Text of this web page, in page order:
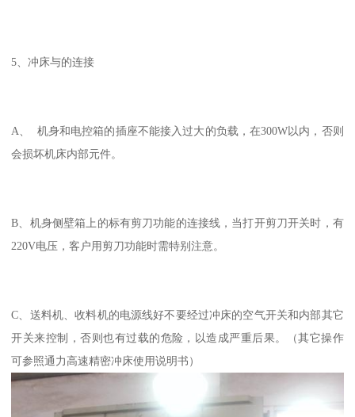
5、冲床与的连接
A、 机身和电控箱的插座不能接入过大的负载，在300W以内，否则
会损坏机床内部元件。
B、机身侧壁箱上的标有剪刀功能的连接线，当打开剪刀开关时，有
220V电压，客户用剪刀功能时需特别注意。
C、送料机、收料机的电源线好不要经过冲床的空气开关和内部其它
开关来控制，否则也有过载的危险，以造成严重后果。（其它操作
可参照通力高速精密冲床使用说明书）